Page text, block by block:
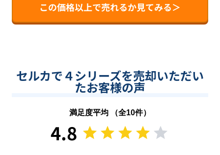
この価格以上で売れるか見てみる＞
セルカで４シリーズを売却いただい
たお客様の声
満足度平均 （全10件）
4.8